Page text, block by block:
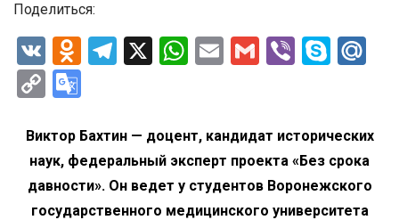
Поделиться:
VK Odnoklassniki
Telegram
X WhatsApp
EmailGmailViber
Copy
Виктор Бахтин — доцент, кандидат исторических
наук, федеральный эксперт проекта «Без срока
давности».Он ведет у студентов Воронежского
государственного медицинского университета